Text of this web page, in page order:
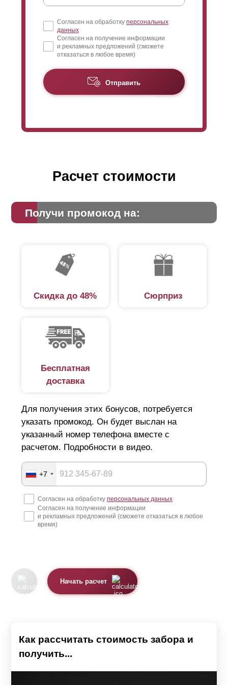
Согласен на обработку персональных
данных
Согласен на получение информации
и рекламных предложений (сможете
отказаться в любое время)
Отправить
Расчет стоимости
Получи промокод на:
Скидка до 48% Сюрприз
Бесплатная
доставка
Для получения этих бонусов, потребуется
указать промокод. Он будет выслан на
указанный номер телефона вместе с
расчетом. Подробности в видео.
+7
Согласен на обработку персональных данных
Согласен на получение информации
и рекламных предложений (сможете отказаться в любое
время)
Начать расчет
Как рассчитать стоимость забора и
получить...